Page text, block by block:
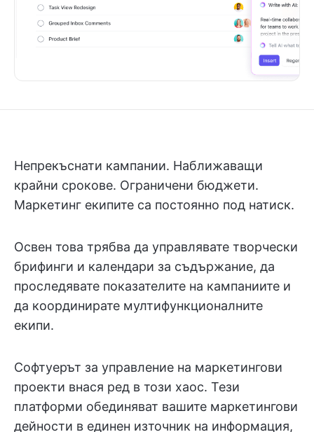
Непрекъснати кампании. Наближаващи
крайни срокове. Ограничени бюджети.
Маркетинг екипите са постоянно под натиск.
Освен това трябва да управлявате творчески
брифинги и календари за съдържание, да
проследявате показателите на кампаниите и
да координирате мултифункционалните
екипи.
Софтуерът за управление на маркетингови
проекти внася ред в този хаос. Тези
платформи обединяват вашите маркетингови
дейности в единен източник на информация,